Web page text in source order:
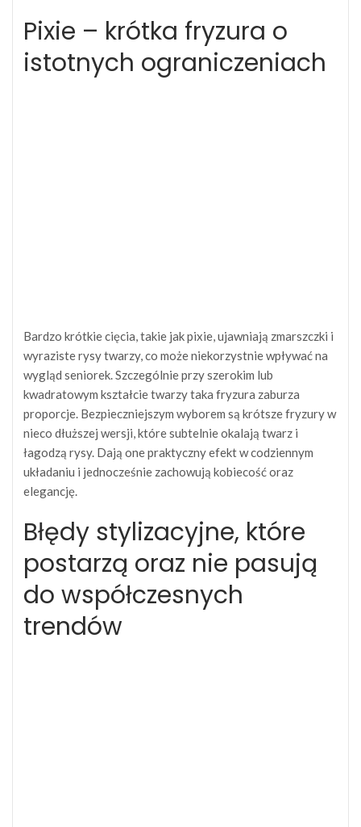
Pixie – krótka fryzura o
istotnych ograniczeniach
Bardzo krótkie cięcia, takie jak pixie, ujawniają zmarszczki i
wyraziste rysy twarzy, co może niekorzystnie wpływać na
wygląd seniorek. Szczególnie przy szerokim lub
kwadratowym kształcie twarzy taka fryzura zaburza
proporcje. Bezpieczniejszym wyborem są krótsze fryzury w
nieco dłuższej wersji, które subtelnie okalają twarz i
łagodzą rysy. Dają one praktyczny efekt w codziennym
układaniu i jednocześnie zachowują kobiecość oraz
elegancję.
Błędy stylizacyjne, które
postarzą oraz nie pasują
do współczesnych
trendów